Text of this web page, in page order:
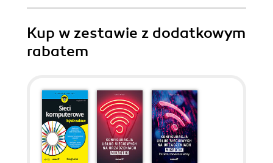
Kup w zestawie z dodatkowym
rabatem